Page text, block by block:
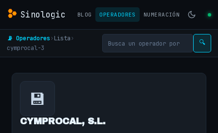
Sinologic BLOG OPERADORES NUMERACIÓN
📡 Operadores› Lista›
cymprocal-3
🔍
💾
CYMPROCAL, S.L.